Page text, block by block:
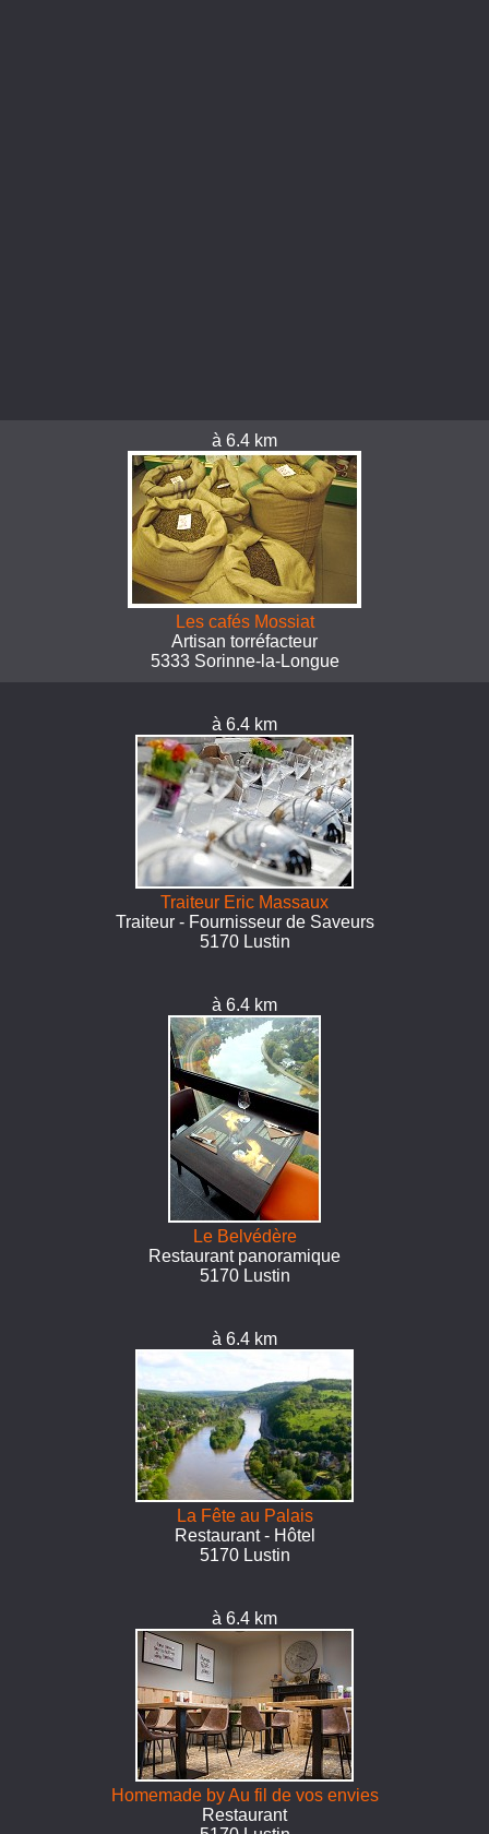
à 6.4 km
Les cafés Mossiat
Artisan torréfacteur
5333 Sorinne-la-Longue
à 6.4 km
Traiteur Eric Massaux
Traiteur - Fournisseur de Saveurs
5170 Lustin
à 6.4 km
Le Belvédère
Restaurant panoramique
5170 Lustin
à 6.4 km
La Fête au Palais
Restaurant - Hôtel
5170 Lustin
à 6.4 km
Homemade by Au fil de vos envies
Restaurant